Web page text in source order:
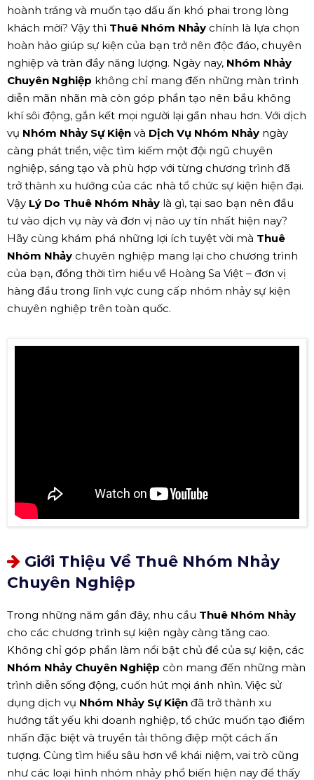
hoành tráng và muốn tạo dấu ấn khó phai trong lòng
khách mời? Vậy thì Thuê Nhóm Nhảy chính là lựa chọn
hoàn hảo giúp sự kiện của bạn trở nên độc đáo, chuyên
nghiệp và tràn đầy năng lượng. Ngày nay, Nhóm Nhảy
Chuyên Nghiệp không chỉ mang đến những màn trình
diễn mãn nhãn mà còn góp phần tạo nên bầu không
khí sôi động, gắn kết mọi người lại gần nhau hơn. Với dịch
vụ Nhóm Nhảy Sự Kiện và Dịch Vụ Nhóm Nhảy ngày
càng phát triển, việc tìm kiếm một đội ngũ chuyên
nghiệp, sáng tạo và phù hợp với từng chương trình đã
trở thành xu hướng của các nhà tổ chức sự kiện hiện đại.
Vậy Lý Do Thuê Nhóm Nhảy là gì, tại sao bạn nên đầu
tư vào dịch vụ này và đơn vị nào uy tín nhất hiện nay?
Hãy cùng khám phá những lợi ích tuyệt vời mà Thuê
Nhóm Nhảy chuyên nghiệp mang lại cho chương trình
của bạn, đồng thời tìm hiểu về Hoàng Sa Việt – đơn vị
hàng đầu trong lĩnh vực cung cấp nhóm nhảy sự kiện
chuyên nghiệp trên toàn quốc.
Giới Thiệu Về Thuê Nhóm Nhảy
Chuyên Nghiệp
Trong những năm gần đây, nhu cầu Thuê Nhóm Nhảy
cho các chương trình sự kiện ngày càng tăng cao.
Không chỉ góp phần làm nổi bật chủ đề của sự kiện, các
Nhóm Nhảy Chuyên Nghiệp còn mang đến những màn
trình diễn sống động, cuốn hút mọi ánh nhìn. Việc sử
dụng dịch vụ Nhóm Nhảy Sự Kiện đã trở thành xu
hướng tất yếu khi doanh nghiệp, tổ chức muốn tạo điểm
nhấn đặc biệt và truyền tải thông điệp một cách ấn
tượng. Cùng tìm hiểu sâu hơn về khái niệm, vai trò cũng
như các loại hình nhóm nhảy phổ biến hiện nay để thấy